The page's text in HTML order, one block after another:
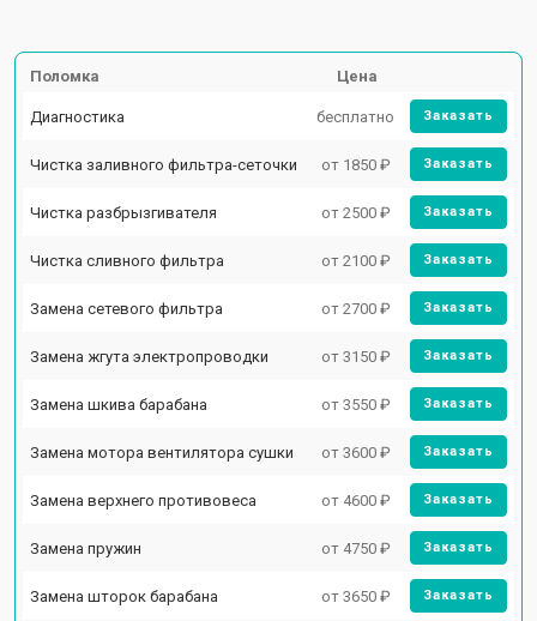
Поломка Цена
Диагностика бесплатно Заказать
Чистка заливного фильтра-сеточки от 1850 ₽ Заказать
Чистка разбрызгивателя от 2500 ₽ Заказать
Чистка сливного фильтра от 2100 ₽ Заказать
Замена сетевого фильтра от 2700 ₽ Заказать
Замена жгута электропроводки от 3150 ₽ Заказать
Замена шкива барабана от 3550 ₽ Заказать
Замена мотора вентилятора сушки от 3600 ₽ Заказать
Замена верхнего противовеса от 4600 ₽ Заказать
Замена пружин от 4750 ₽ Заказать
Замена шторок барабана от 3650 ₽ Заказать